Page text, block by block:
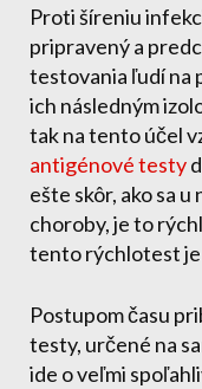
Proti šíreniu
pripravený a
testovania ľudí na
ich následným
tak na tento účel
antigénové testy
ešte skôr, ako sa
choroby, je to
tento rýchlotest
Postupom času
testy, určené na
ide o veľmi